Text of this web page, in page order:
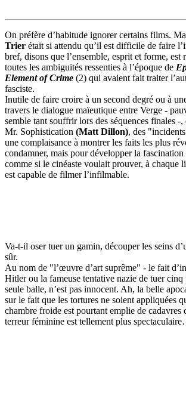
On préfère d’habitude ignorer certains films.
Trier était si attendu qu’il est difficile de faire
bref, disons que l’ensemble, esprit et forme,
toutes les ambiguïtés ressenties à l’époque de
Element of Crime (2) qui avaient fait traiter
fasciste.
Inutile de faire croire à un second degré ou à
travers le dialogue maïeutique entre Verge -
semble tant souffrir lors des séquences finales -,
Mr. Sophistication (Matt Dillon), des
une complaisance à montrer les faits les plus
condamner, mais pour développer la
comme si le cinéaste voulait prouver, à chaque
est capable de filmer l’infilmable.
Va-t-il oser tuer un gamin, découper les seins
sûr.
Au nom de "l’œuvre d’art suprême" - le fait
Hitler ou la fameuse tentative nazie de tuer cinq
seule balle, n’est pas innocent. Ah, la belle
sur le fait que les tortures ne soient appliquées
chambre froide est pourtant emplie de cadavres
terreur féminine est tellement plus